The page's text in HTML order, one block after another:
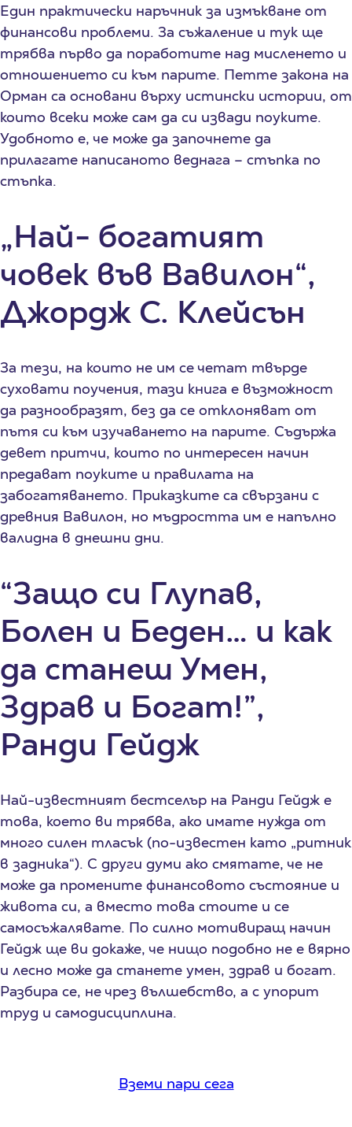
Един практически наръчник за измъкване от
финансови проблеми. За съжаление и тук ще
трябва първо да поработите над мисленето и
отношението си към парите. Петте закона на
Орман са основани върху истински истории, от
които всеки може сам да си извади поуките.
Удобното е, че може да започнете да
прилагате написаното веднага – стъпка по
стъпка.
„Най- богатият
човек във Вавилон“,
Джордж С. Клейсън
За тези, на които не им се четат твърде
суховати поучения, тази книга е възможност
да разнообразят, без да се отклоняват от
пътя си към изучаването на парите. Съдържа
девет притчи, които по интересен начин
предават поуките и правилата на
забогатяването. Приказките са свързани с
древния Вавилон, но мъдростта им е напълно
валидна в днешни дни.
“Защо си Глупав,
Болен и Беден… и как
да станеш Умен,
Здрав и Богат!”,
Ранди Гейдж
Най-известният бестселър на Ранди Гейдж е
това, което ви трябва, ако имате нужда от
много силен тласък (по-известен като „ритник
в задника“). С други думи ако смятате, че не
може да промените финансовото състояние и
живота си, а вместо това стоите и се
самосъжалявате. По силно мотивиращ начин
Гейдж ще ви докаже, че нищо подобно не е вярно
и лесно може да станете умен, здрав и богат.
Разбира се, не чрез вълшебство, а с упорит
труд и самодисциплина.
Вземи пари сега